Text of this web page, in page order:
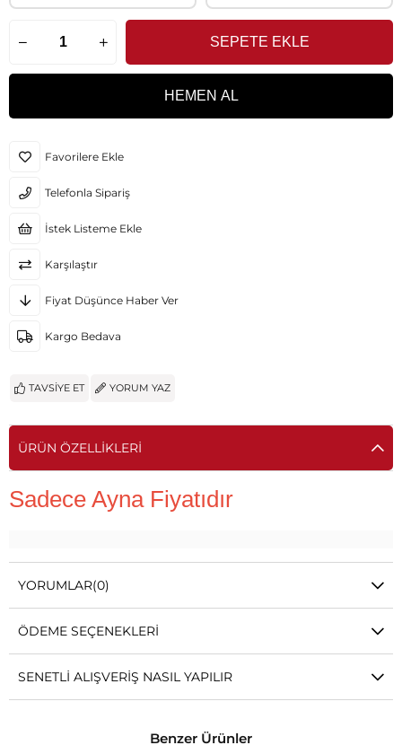
Favorilere Ekle
Telefonla Sipariş
İstek Listeme Ekle
Karşılaştır
Fiyat Düşünce Haber Ver
Kargo Bedava
TAVSIYE ET YORUM YAZ
ÜRÜN ÖZELLIKLERI
Sadece Ayna Fiyatıdır
YORUMLAR(0)
ÖDEME SEÇENEKLERI
SENETLI ALIŞVERIŞ NASIL YAPILIR
Benzer Ürünler